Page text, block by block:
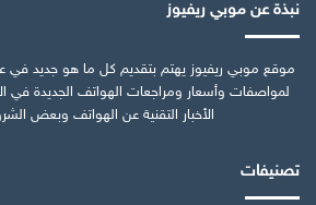
نبذة عن موبي ريفيوز
موقع موبي ريفيوز يهتم بتقديم كل ما هو جديد في
لمواصفات وأسعار ومراجعات الهواتف الجديدة في
الأخبار التقنية عن الهواتف وبعض
تصنيفات